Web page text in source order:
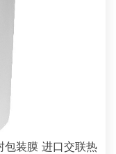
包装膜 进口交联热